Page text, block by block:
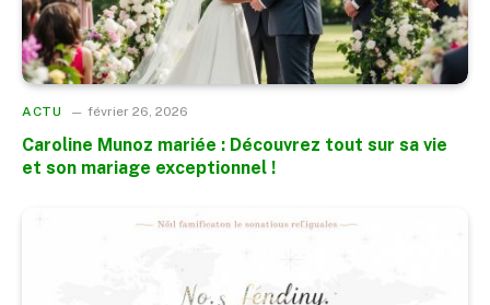
ACTU février 26, 2026
Caroline Munoz mariée : Découvrez tout sur sa vie
et son mariage exceptionnel !